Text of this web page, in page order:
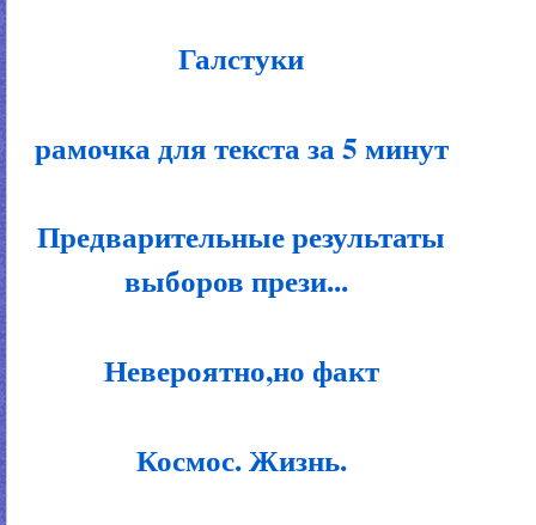
Галстуки
рамочка для текста за 5 минут
Предварительные результаты
выборов прези...
Невероятно,но факт
Космос. Жизнь.